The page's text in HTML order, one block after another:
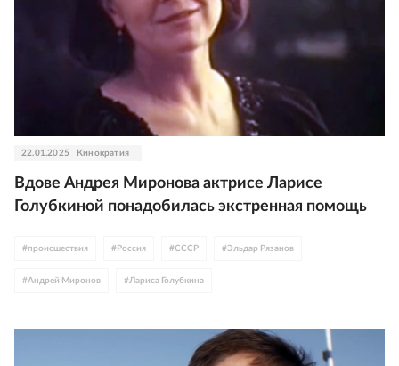
22.01.2025 Кинократия
Вдове Андрея Миронова актрисе Ларисе
Голубкиной понадобилась экстренная помощь
#происшествия # Россия #СССР #Эльдар Рязанов
#Андрей Миронов # Лариса Голубкина